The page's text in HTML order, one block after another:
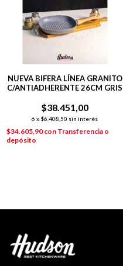
NUEVA BIFERA LÍNEA GRANITO
C/ANTIADHERENTE 26CM GRIS
$38.451,00
6 x $6.408,50 sin interés
$34.605,90con Transferencia o
depósito